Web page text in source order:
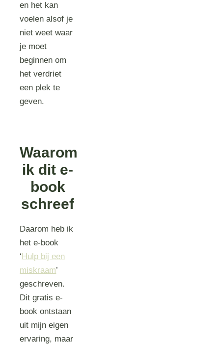
en het kan
voelen alsof je
niet weet waar
je moet
beginnen om
het verdriet
een plek te
geven.
Waarom
ik dit e-
book
schreef
Daarom heb ik
het e-book
‘Hulp bij een
miskraam’
geschreven.
Dit gratis e-
book ontstaan
uit mijn eigen
ervaring, maar